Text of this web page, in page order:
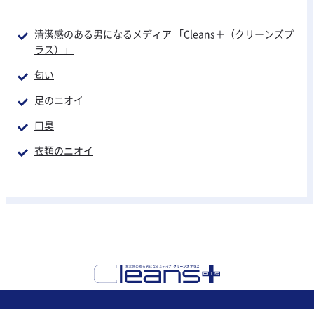
清潔感のある男になるメディア 「Cleans＋（クリーンズプ
ラス）」
匂い
足のニオイ
口臭
衣類のニオイ